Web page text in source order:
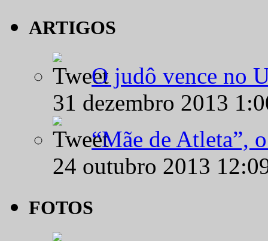
ARTIGOS
O judô vence no
31 dezembro 2013
“Mãe de Atleta”,
24 outubro 2013
FOTOS